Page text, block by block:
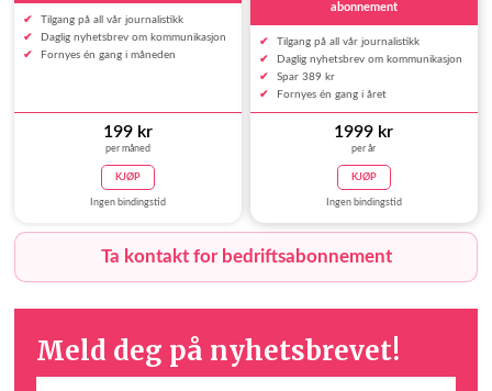
Tilgang på all vår journalistikk
Daglig nyhetsbrev om kommunikasjon
Fornyes én gang i måneden
199 kr
per måned
KJØP
Ingen bindingstid
abonnement
Tilgang på all vår journalistikk
Daglig nyhetsbrev om kommunikasjon
Spar 389 kr
Fornyes én gang i året
1999 kr
per år
KJØP
Ingen bindingstid
Ta kontakt for bedriftsabonnement
Meld deg på nyhetsbrevet!